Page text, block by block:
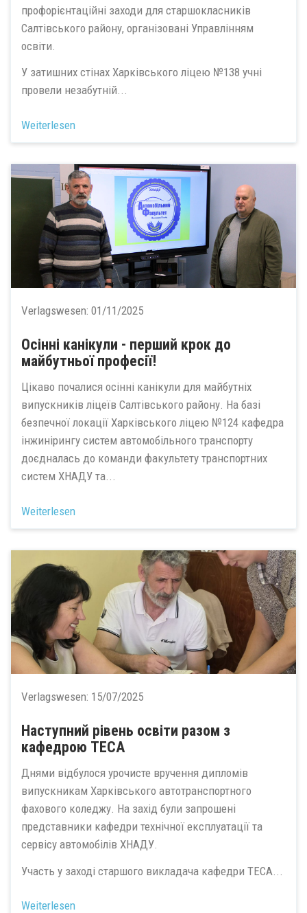
профорієнтаційні заходи для старшокласників
Салтівського району, організовані Управлінням
освіти.
У затишних стінах Харківського ліцею №138 учні
провели незабутній...
Weiterlesen
Verlagswesen: 01/11/2025
Осінні канікули - перший крок до
майбутньої професії!
Цікаво почалися осінні канікули для майбутніх
випускників ліцеїв Салтівського району. На базі
безпечної локації Харківського ліцею №124 кафедра
інжинірингу систем автомобільного транспорту
доєдналась до команди факультету транспортних
систем ХНАДУ та...
Weiterlesen
Verlagswesen: 15/07/2025
Наступний рівень освіти разом з
кафедрою ТЕСА
Днями відбулося урочисте вручення дипломів
випускникам Харківського автотранспортного
фахового коледжу. На захід були запрошені
представники кафедри технічної експлуатації та
сервісу автомобілів ХНАДУ.
Участь у заході старшого викладача кафедри ТЕСА...
Weiterlesen